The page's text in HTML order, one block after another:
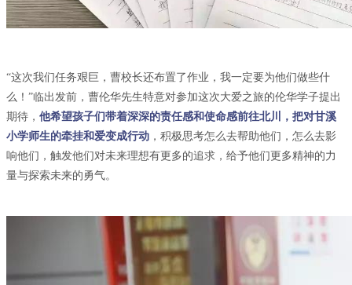
“这次我们任务艰巨，曹校长还布置了作业，我一定要为他们做些什
么！”临出发前，曹伦华先生特意对参加这次大爱之旅的伦华学子提出
期待， 他希望孩子们带着深深的责任感和使命感前往北川，把对甘溪
小学师生的牵挂和爱变成行动 ，积极思考怎么去帮助他们，怎么去影
响他们，触发他们对未来理想有更多的追求，给予他们更多精神的力
量与探索未来的勇气。